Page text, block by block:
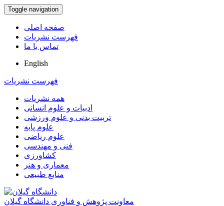
Toggle navigation
صفحه اصلی
فهرست نشریات
تماس با ما
English
فهرست نشریات
همه نشریات
ادبیات و علوم انسانی
تربیت بدنی و علوم ورزشی
علوم پایه
علوم ریاضی
فنی و مهندسی
کشاورزی
معماری و هنر
منابع طبیعی
معاونت پژوهش و فناوری دانشگاه گیلان